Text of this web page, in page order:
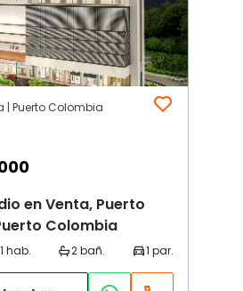
| Puerto Colombia
en Venta, Puerto
Colombia